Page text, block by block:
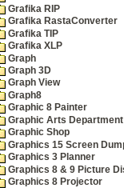
Grafika RIP
Grafika RastaConverter
Grafika TIP
Grafika XLP
Graph
Graph 3D
Graph View
Graph8
Graphic 8 Painter
Graphic Arts Department
Graphic Shop
Graphics 15 Screen
Graphics 3 Planner
Graphics 8 & 9 Picture
Graphics 8 Projector